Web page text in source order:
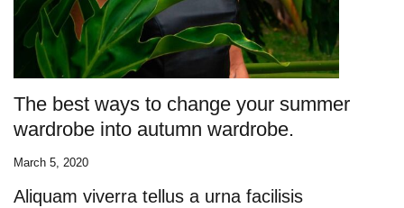
The best ways to change your summer
wardrobe into autumn wardrobe.
March 5, 2020
Aliquam viverra tellus a urna facilisis